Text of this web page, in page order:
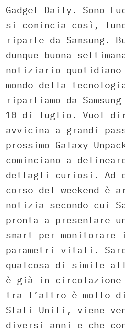
Gadget Daily. Sono
si comincia così,
riparte da Samsung.
dunque buona
notiziario quotidiano
mondo della
ripartiamo da
10 di luglio. Vuol
avvicina a grandi
prossimo Galaxy
cominciano a
dettagli curiosi. Ad
corso del weekend è
notizia secondo cui
pronta a presentare
smart per
parametri vitali.
qualcosa di simile
è già in circolazione
tra l’altro è molto di
Stati Uniti, viene
diversi anni e che